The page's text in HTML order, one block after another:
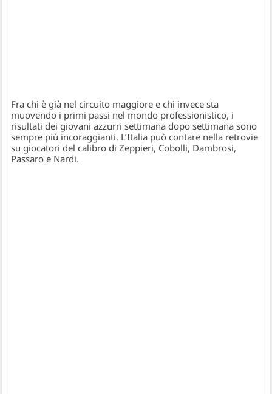
Fra chi è già nel circuito maggiore e chi invece sta
muovendo i primi passi nel mondo professionistico, i
risultati dei giovani azzurri settimana dopo settimana sono
sempre più incoraggianti. L’Italia può contare nella retrovie
su giocatori del calibro di Zeppieri, Cobolli, Dambrosi,
Passaro e Nardi.